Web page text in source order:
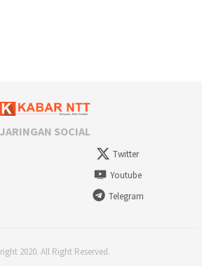
JARINGAN SOCIAL
Twitter
Youtube
Telegram
2020. All Right Reserved.